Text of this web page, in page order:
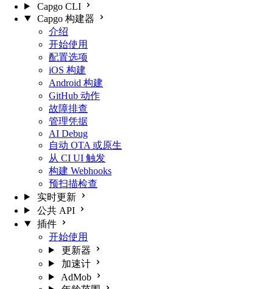
Capgo CLI
Capgo 构建器
介绍
开始使用
配置选项
iOS 构建
Android 构建
GitHub 动作
故障排查
管理凭据
AI Debug
自动 OTA 或原生
从 CI UI 触发
构建 Webhooks
预扫描检查
实时更新
公共 API
插件
开始使用
更新器
加速计
AdMob